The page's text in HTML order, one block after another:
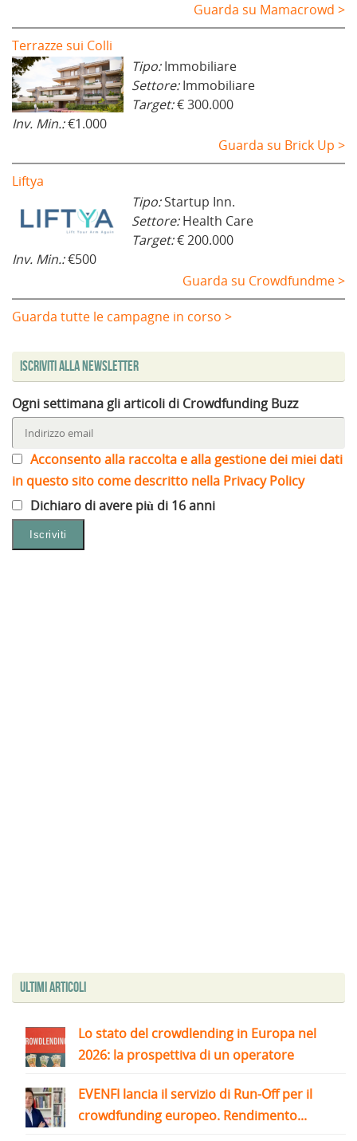
Guarda su Mamacrowd >
Terrazze sui Colli
Tipo:Immobiliare
Settore:Immobiliare
Target:€ 300.000
Inv. Min.:€1.000
Guarda su Brick Up >
Liftya
Tipo:Startup Inn.
Settore:Health Care
Target:€ 200.000
Inv. Min.:€500
Guarda su Crowdfundme >
Guarda tutte le campagne in corso >
Iscriviti alla Newsletter
Ogni settimana gli articoli di Crowdfunding Buzz
Acconsento alla raccolta e alla gestione dei miei dati
in questo sito come descritto nella Privacy Policy
Dichiaro di avere più di 16 anni
Ultimi articoli
Lo stato del crowdlending in Europa nel
2026: la prospettiva di un operatore
EVENFI lancia il servizio di Run-Off per il
crowdfunding europeo. Rendimento...